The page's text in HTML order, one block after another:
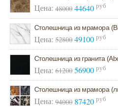
Цена: 48000 44640 руб
Столешница из мрамора
Цена: 52800 49100 руб
Столешница из гранита
Цена: 61200 56900 руб
Столешница из мрамора
Цена: 94000 87420 руб